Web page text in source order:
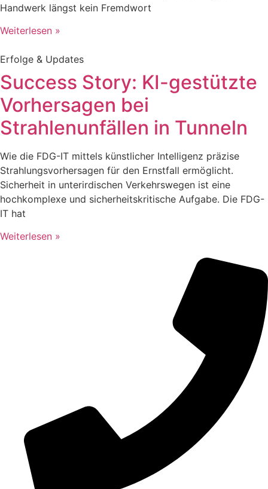
Handwerk längst kein Fremdwort
Weiterlesen »
Erfolge & Updates
Success Story: KI-gestützte
Vorhersagen bei
Strahlenunfällen in Tunneln
Wie die FDG-IT mittels künstlicher Intelligenz präzise
Strahlungsvorhersagen für den Ernstfall ermöglicht.
Sicherheit in unterirdischen Verkehrswegen ist eine
hochkomplexe und sicherheitskritische Aufgabe. Die FDG-
IT hat
Weiterlesen »